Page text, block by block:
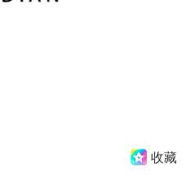
收藏